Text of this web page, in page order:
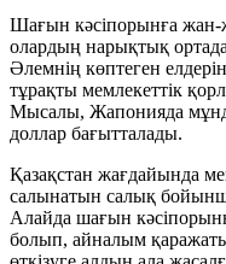
Шағын кәсіпорынға жан-
олардың нарықтық
Әлемнің көптеген
тұрақты мемлекеттік
Мысалы, Жапонияда
доллар бағытталады.
Қазақстан жағдайында
салынатын салық
Алайда шағын
болып, айналым